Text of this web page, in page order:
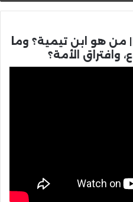
القصيدة اللامية 1 || من هو ابن تيمية؟ وما
وافتراق الأمة؟